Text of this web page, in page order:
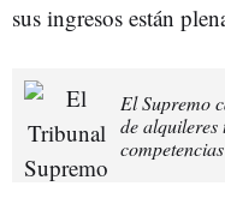
sus ingresos están
El Supremo
de